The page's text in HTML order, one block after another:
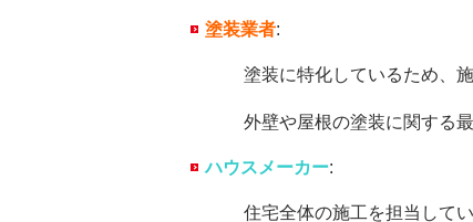
塗装業者:
塗装に特化しているため、施工
外壁や屋根の塗装に関する最
ハウスメーカー:
住宅全体の施工を担当してい